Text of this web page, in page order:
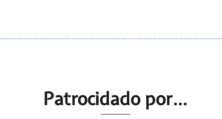
Patrocidado por…